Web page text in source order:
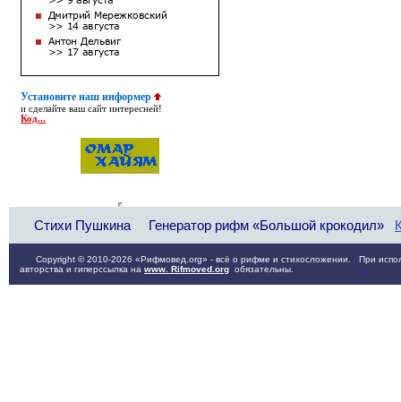
Установите наш информер
и сделайте ваш сайт интересней!
Код...
Стихи Пушкина Генератор рифм «Большой крокодил»
Copyright © 2010-2026 «Рифмовед.org» - всё о рифме и стихосложении. При
авторства и гиперссылка на www. Rifmoved.org обязательны.